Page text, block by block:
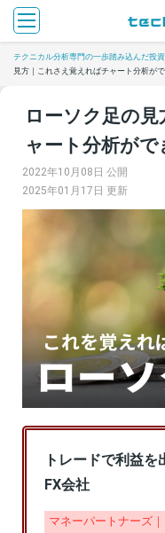
テクニカル分析専門の一歩踏み込んだ投
見方｜これさえ覚えればチャート分析がで
ローソク足の
ャート分析がで
2022年10月08日 公開
2025年01月17日 更新
トレードで利益
FX会社
マネーパートナーズ